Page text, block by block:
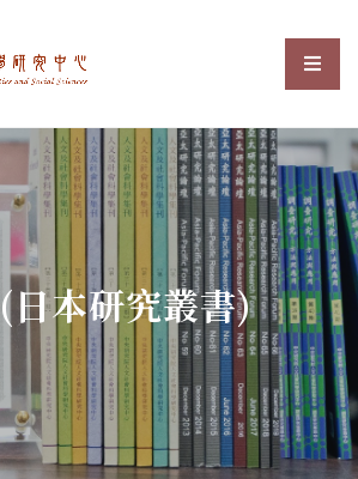
院人文社會科選
日本研究叢書)